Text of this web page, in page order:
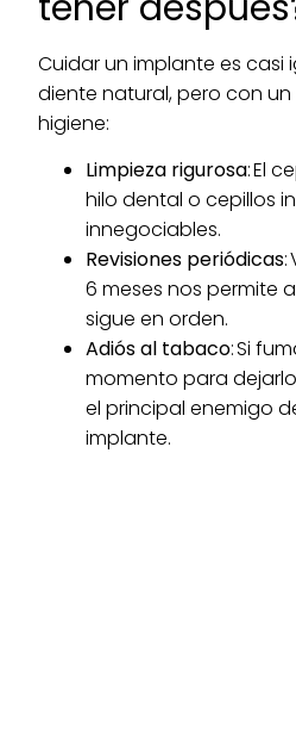
Cuidar un implante es casi
diente natural, pero con
higiene:
Limpieza rigurosa: El
hilo dental o cepillos
innegociables.
Revisiones periódicas:
6 meses nos permite
sigue en orden.
Adiós al tabaco: Si
momento para
el principal enemigo
implante.